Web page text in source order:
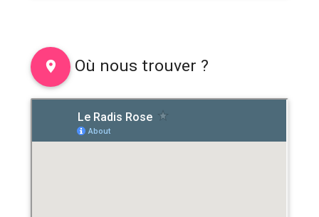
Où nous trouver ?